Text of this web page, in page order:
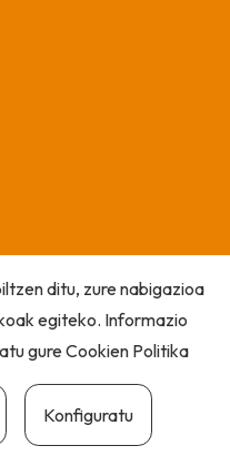
ditu, zure nabigazioa
egiteko. Informazio
gureCookien Politika
Konfiguratu